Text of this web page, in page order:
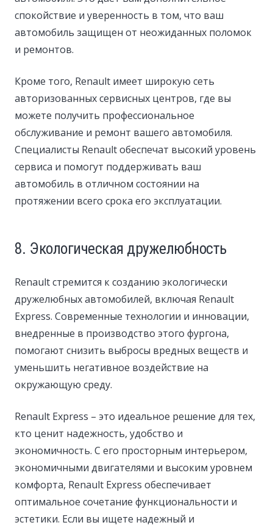
спокойствие и уверенность в том, что ваш
автомобиль защищен от неожиданных поломок
и ремонтов.
Кроме того, Renault имеет широкую сеть
авторизованных сервисных центров, где вы
можете получить профессиональное
обслуживание и ремонт вашего автомобиля.
Специалисты Renault обеспечат высокий уровень
сервиса и помогут поддерживать ваш
автомобиль в отличном состоянии на
протяжении всего срока его эксплуатации.
8. Экологическая дружелюбность
Renault стремится к созданию экологически
дружелюбных автомобилей, включая Renault
Express. Современные технологии и инновации,
внедренные в производство этого фургона,
помогают снизить выбросы вредных веществ и
уменьшить негативное воздействие на
окружающую среду.
Renault Express – это идеальное решение для тех,
кто ценит надежность, удобство и
экономичность. С его просторным интерьером,
экономичными двигателями и высоким уровнем
комфорта, Renault Express обеспечивает
оптимальное сочетание функциональности и
эстетики. Если вы ищете надежный и